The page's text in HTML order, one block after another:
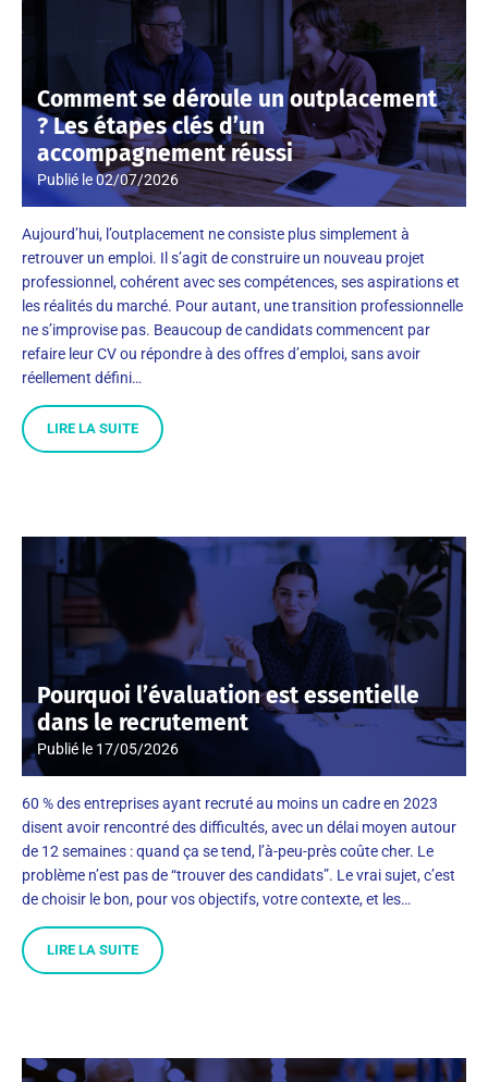
Comment se déroule un outplacement
? Les étapes clés d’un
accompagnement réussi
Publié le02/07/2026
Aujourd’hui, l’outplacement ne consiste plus simplement à
retrouver un emploi. Il s’agit de construire un nouveau projet
professionnel, cohérent avec ses compétences, ses aspirations et
les réalités du marché. Pour autant, une transition professionnelle
ne s’improvise pas. Beaucoup de candidats commencent par
refaire leur CV ou répondre à des offres d’emploi, sans avoir
réellement défini…
LIRE LA SUITE
Pourquoi l’évaluation est essentielle
dans le recrutement
Publié le 17/05/2026
60 % des entreprises ayant recruté au moins un cadre en 2023
disent avoir rencontré des difficultés, avec un délai moyen autour
de 12 semaines : quand ça se tend, l’à-peu-près coûte cher. Le
problème n’est pas de “trouver des candidats”. Le vrai sujet, c’est
de choisir le bon, pour vos objectifs, votre contexte, et les…
LIRE LA SUITE